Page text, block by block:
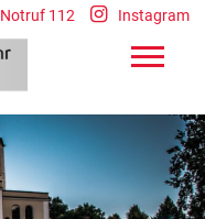
Notruf 112 Instagram